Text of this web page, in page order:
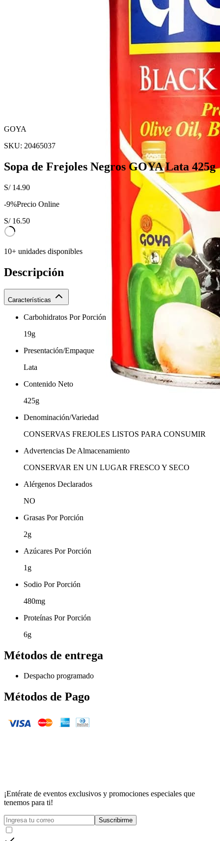
GOYA
SKU: 20465037
Sopa de Frejoles Negros GOYA Lata 425g
S/ 14.90
-9%Precio Online
S/ 16.50
10+ unidades disponibles
Descripción
Características
Carbohidratos Por Porción
19g
Presentación/Empaque
Lata
Contenido Neto
425g
Denominación/Variedad
CONSERVAS FREJOLES LISTOS PARA CONSUMIR
Advertencias De Almacenamiento
CONSERVAR EN UN LUGAR FRESCO Y SECO
Alérgenos Declarados
NO
Grasas Por Porción
2g
Azúcares Por Porción
1g
Sodio Por Porción
480mg
Proteínas Por Porción
6g
Métodos de entrega
Despacho programado
Métodos de Pago
¡Entérate de eventos exclusivos y promociones especiales que
tenemos para ti!
Suscribirme